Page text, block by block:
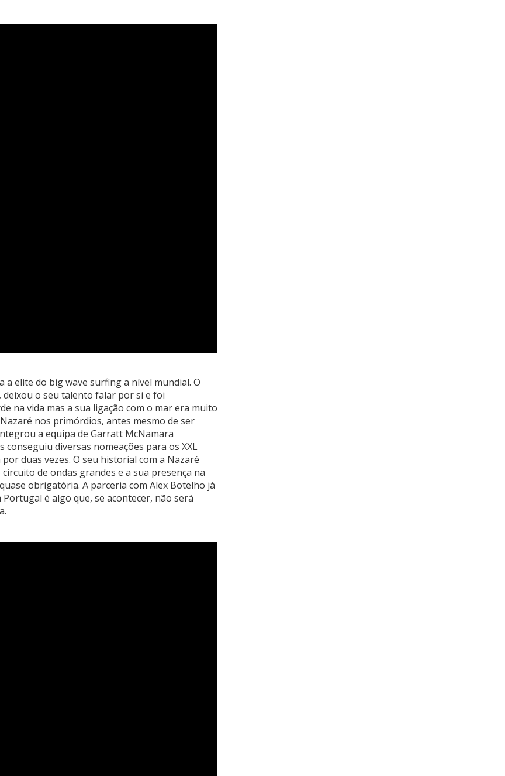
elite do big wave surfing a nível mundial. O
o seu talento falar por si e foi
na vida mas a sua ligação com o mar era muito
nos primórdios, antes mesmo de ser
a equipa de Garratt McNamara
diversas nomeações para os XXL
duas vezes. O seu historial com a Nazaré
de ondas grandes e a sua presença na
obrigatória. A parceria com Alex Botelho já
é algo que, se acontecer, não será